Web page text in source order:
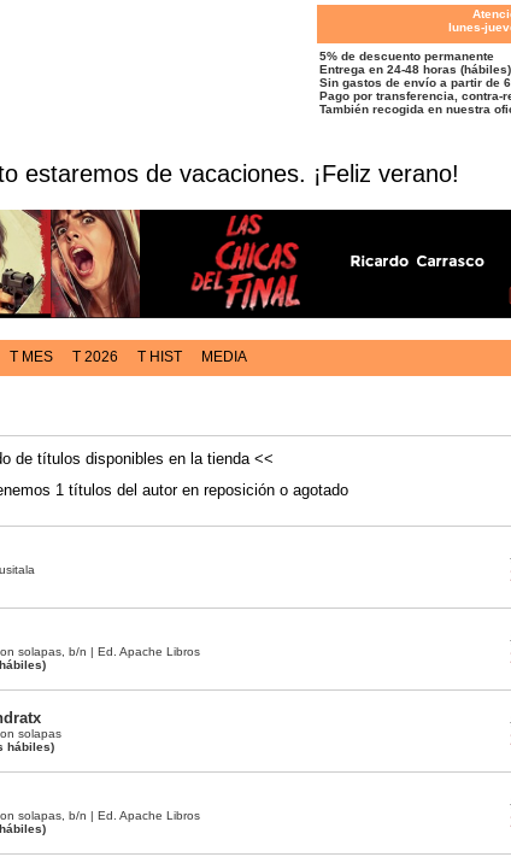
lunes-
5% de descuento permanente
Entrega en 24-48 horas
Sin gastos de envío a partir de
Pago por transferencia, contra-
También recogida en nuestra
estaremos de vacaciones. ¡Feliz verano!
T MES T 2026 T HIST MEDIA
de títulos disponibles en la tienda <<
1 títulos del autor en reposición o agotado
solapas, b/n | Ed. Apache Libros
solapas
hábiles)
solapas, b/n | Ed. Apache Libros